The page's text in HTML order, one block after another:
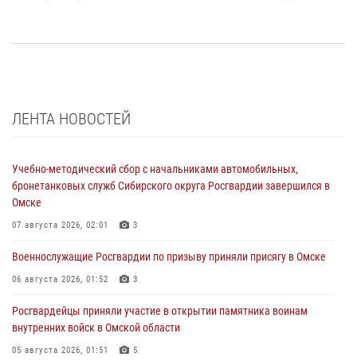
ЛЕНТА НОВОСТЕЙ
Учебно-методический сбор с начальниками автомобильных,
бронетанковых служб Сибирского округа Росгвардии завершился в
Омске
07 августа 2026, 02:01 3
Военнослужащие Росгвардии по призыву приняли присягу в Омске
06 августа 2026, 01:52 3
Росгвардейцы приняли участие в открытии памятника воинам
внутренних войск в Омской области
05 августа 2026, 01:51 5